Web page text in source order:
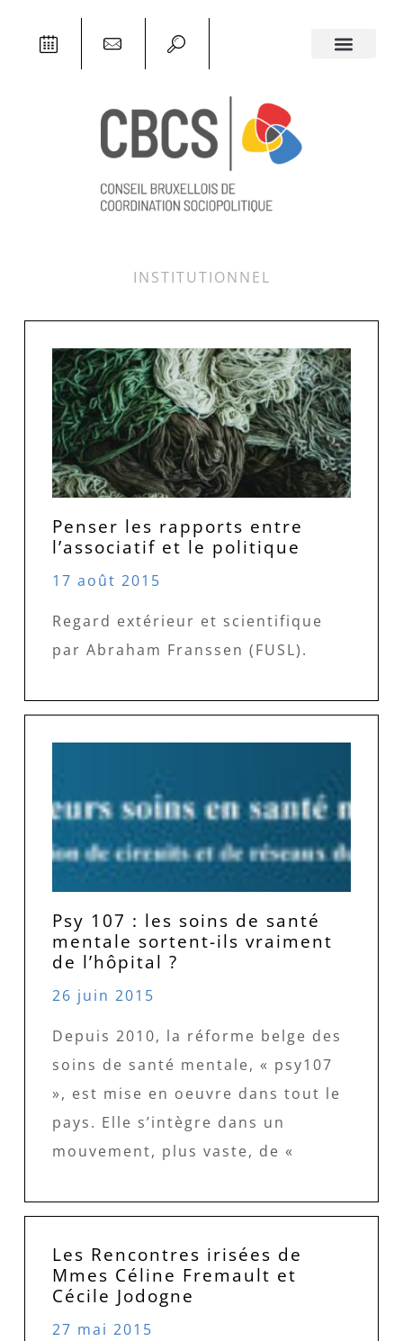
INSTITUTIONNEL
Penser les rapports entre
l’associatif et le politique
17 août 2015
Regard extérieur et scientifique
par Abraham Franssen (FUSL).
Psy 107 : les soins de santé
mentale sortent-ils vraiment
de l’hôpital ?
26 juin 2015
Depuis 2010, la réforme belge des
soins de santé mentale, « psy107
», est mise en oeuvre dans tout le
pays. Elle s’intègre dans un
mouvement, plus vaste, de «
Les Rencontres irisées de
Mmes Céline Fremault et
Cécile Jodogne
27 mai 2015